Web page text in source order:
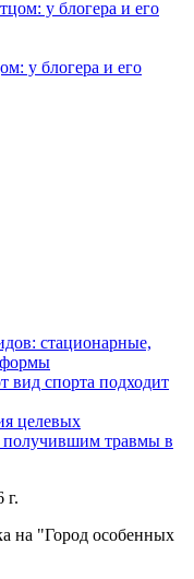
у блогера и его
стационарные,
формы
вид спорта подходит
целевых
получившим травмы в
г.
на "Город особенных